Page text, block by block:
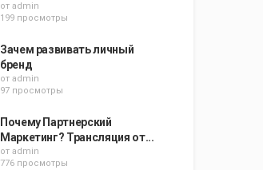
от admin
199 просмотры
Зачем развивать личный
бренд
от admin
97 просмотры
Почему Партнерский
Маркетинг? Трансляция от...
от admin
776 просмотры